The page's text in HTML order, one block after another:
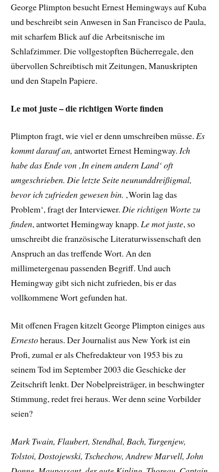
George Plimpton besucht Ernest Hemingways auf Kuba
und beschreibt sein Anwesen in San Francisco de Paula,
mit scharfem Blick auf die Arbeitsnische im
Schlafzimmer. Die vollgestopften Bücherregale, den
übervollen Schreibtisch mit Zeitungen, Manuskripten
und den Stapeln Papiere.
Le mot juste – die richtigen Worte finden
Plimpton fragt, wie viel er denn umschreiben müsse.Es
kommt darauf an, antwortet Ernest Hemingway. Ich
habe das Ende von ‚In einem andern Land‘ oft
umgeschrieben. Die letzte Seite neununddreißigmal,
bevor ich zufrieden gewesen bin. ‚Worin lag das
Problem‘, fragt der Interviewer.Die richtigen Worte zu
finden, antwortet Hemingway knapp.Le mot juste, so
umschreibt die französische Literaturwissenschaft den
Anspruch an das treffende Wort. An den
millimetergenau passenden Begriff. Und auch
Hemingway gibt sich nicht zufrieden, bis er das
vollkommene Wort gefunden hat.
Mit offenen Fragen kitzelt George Plimpton einiges aus
Ernestoheraus. Der Journalist aus New York ist ein
Profi, zumal er als Chefredakteur von 1953 bis zu
seinem Tod im September 2003 die Geschicke der
Zeitschrift lenkt. Der Nobelpreisträger, in beschwingter
Stimmung, redet frei heraus. Wer denn seine Vorbilder
seien?
Mark Twain, Flaubert, Stendhal, Bach, Turgenjew,
Tolstoi, Dostojewski, Tschechow, Andrew Marvell, John